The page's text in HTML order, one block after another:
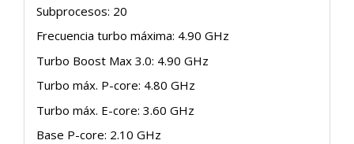
Subprocesos: 20
Frecuencia turbo máxima: 4.90 GHz
Turbo Boost Max 3.0: 4.90 GHz
Turbo máx. P-core: 4.80 GHz
Turbo máx. E-core: 3.60 GHz
Base P-core: 2.10 GHz